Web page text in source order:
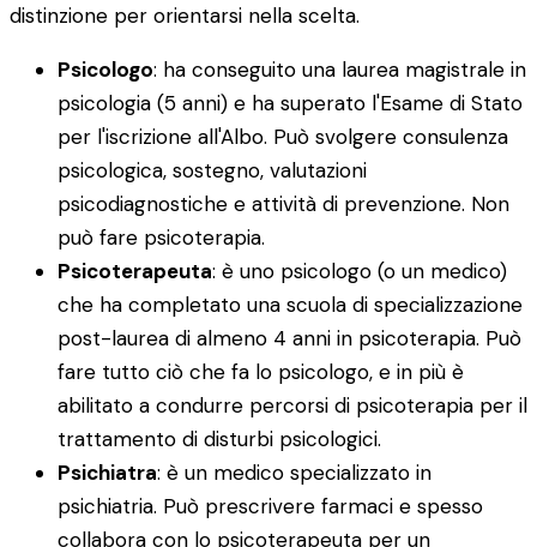
distinzione per orientarsi nella scelta.
Psicologo: ha conseguito una laurea magistrale in
psicologia (5 anni) e ha superato l'Esame di Stato
per l'iscrizione all'Albo. Può svolgere consulenza
psicologica, sostegno, valutazioni
psicodiagnostiche e attività di prevenzione. Non
può fare psicoterapia.
Psicoterapeuta: è uno psicologo (o un medico)
che ha completato una scuola di specializzazione
post-laurea di almeno 4 anni in psicoterapia. Può
fare tutto ciò che fa lo psicologo, e in più è
abilitato a condurre percorsi di psicoterapia per il
trattamento di disturbi psicologici.
Psichiatra: è un medico specializzato in
psichiatria. Può prescrivere farmaci e spesso
collabora con lo psicoterapeuta per un